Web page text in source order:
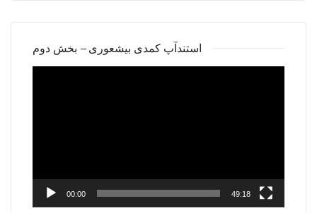
استندآپ کمدی بیشعوری – بخش دوم
00:00 49:18